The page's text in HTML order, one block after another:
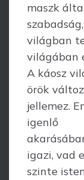
maszk
világban
világában
A káosz
örök
jellemez.
igenlő
igazi, vad
szinte